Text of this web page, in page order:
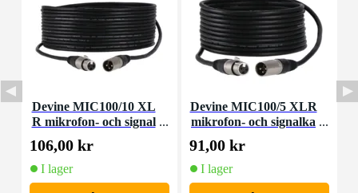
Devine MIC100/10 XL
R mikrofon- och signal
kabel 10 meter
106,00 kr
I lager
Devine MIC100/5 XLR
mikrofon- och signalka
bel 5 meter
91,00 kr
I lager